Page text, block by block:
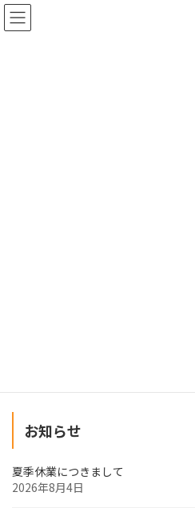
コ
ン
ナ
ビ
お知らせ
夏季休業につきまして
2026年8月4日